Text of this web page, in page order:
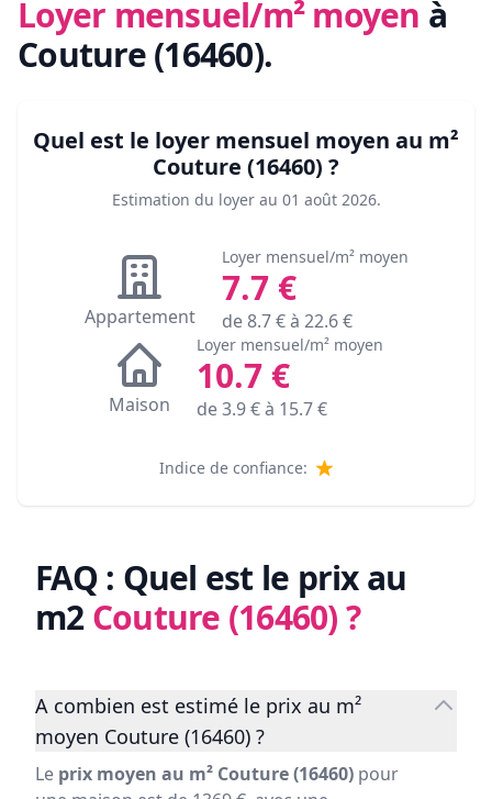
Loyer mensuel/m² moyen à
Couture (16460).
Quel est le loyer mensuel moyen au m²
Couture (16460) ?
Estimation du loyer au 01 août 2026.
Appartement
Loyer mensuel/m² moyen
7.7€
de8.7€ à 22.6€
Maison
Loyer mensuel/m² moyen
10.7 €
de3.9€ à 15.7€
Indice de confiance:
FAQ : Quel est le prix au
m2Couture (16460)?
A combien est estimé le prix au m²
moyen Couture (16460) ?
Le prix moyen au m² Couture (16460) pour